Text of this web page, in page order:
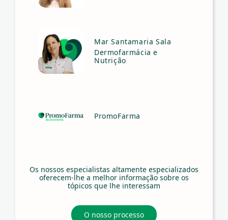
Mar Santamaria Sala
Dermofarmácia e
Nutrição
PromoFarma
Os nossos especialistas altamente especializados
oferecem-lhe a melhor informação sobre os
tópicos que lhe interessam
O nosso processo